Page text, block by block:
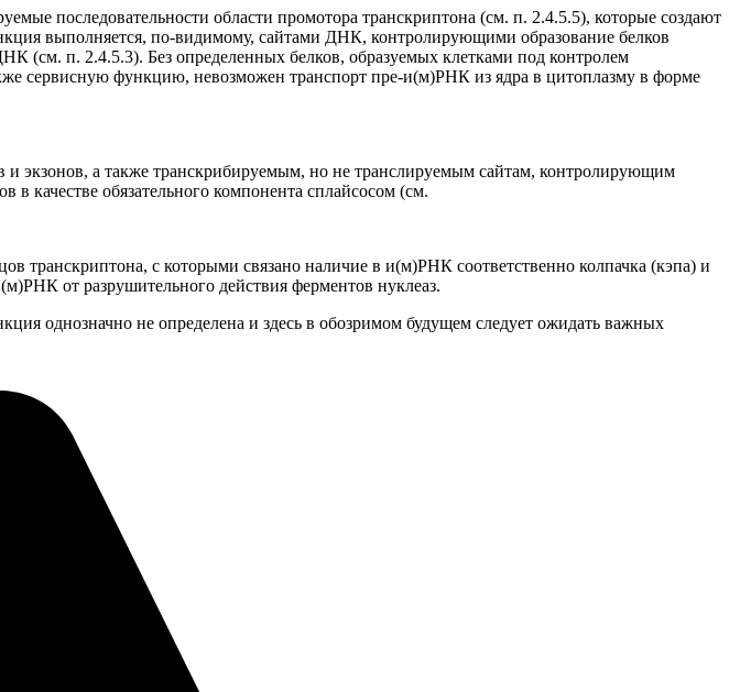
последовательности области промотора транскриптона (см. п. 2.4.5.5), которые создают
выполняется, по-видимому, сайтами ДНК, контролирующими образование белков
(см. п. 2.4.5.3). Без определенных белков, образуемых клетками под контролем
сервисную функцию, невозможен транспорт пре-и(м)РНК из ядра в цитоплазму в форме
и экзонов, а также транскрибируемым, но не транслируемым сайтам, контролирующим
обязательного компонента сплайсосом (см.
транскриптона, с которыми связано наличие в и(м)РНК соответственно колпачка (кэпа) и
от разрушительного действия ферментов нуклеаз.
однозначно не определена и здесь в обозримом будущем следует ожидать важных